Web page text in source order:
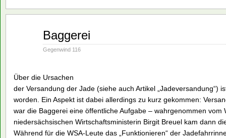
Baggerei
Gegenwind 116
Über die Ursachen
der Versandung der Jade (siehe auch Artikel „Jadeversandung“)
worden. Ein Aspekt ist dabei allerdings zu kurz gekommen:
war die Baggerei eine öffentliche Aufgabe – wahrgenommen
niedersächsischen Wirtschaftsministerin Birgit Breuel kam dann
Während für die WSA-Leute das „Funktionieren“ der